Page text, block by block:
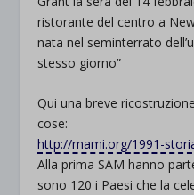
ristorante del centro a
nata nel seminterrato
stesso giorno”
Qui una breve
cose:
http://mami.org/1991-
Alla prima SAM hanno
sono 120 i Paesi che la